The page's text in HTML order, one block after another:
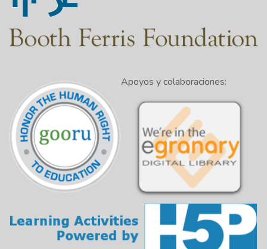
Apoyos y colaboraciones: